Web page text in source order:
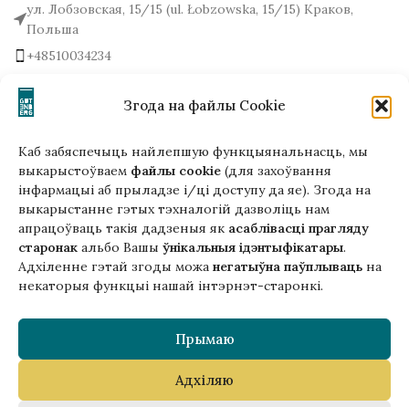
Згода на файлы Cookie
Каб забяспечыць найлепшую функцыянальнасць, мы
выкарыстоўваем файлы cookie (для захоўвання
інфармацыі аб прыладзе і/ці доступу да яе). Згода на
выкарыстанне гэтых тэхналогій дазволіць нам
апрацоўваць такія дадзеныя як асаблівасці прагляду
старонак альбо Вашы ўнікальныя ідэнтыфікатары.
Адхіленне гэтай згоды можа негатыўна паўплываць на
некаторыя функцыі нашай інтэрнэт-старонкі.
Прымаю
Адхіляю
Гэтая версія сайта створана
ў рамках праекта ArtPower
з падтрымкай Еўрапейскага Саюзу
ул. Лобзовская, 15/15 (ul. Łobzowska, 15/15) Краков,
Польша
+48510034234
Написать нам!